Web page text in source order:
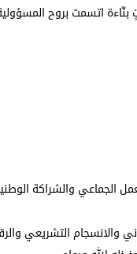
بنّاءة اتسمت بروح
الجماعي والشراكة
والانسجام التشريعي